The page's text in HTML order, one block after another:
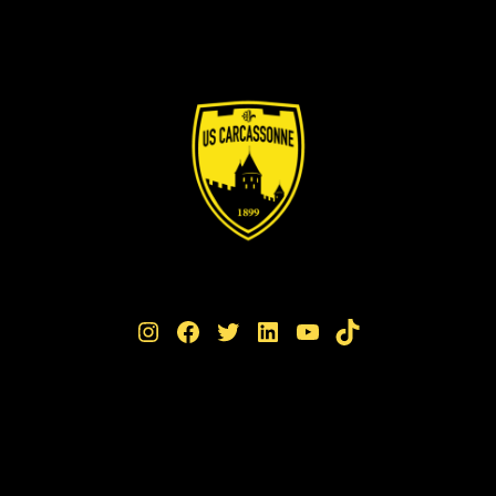
Instagram Facebook Twitter LinkedIn YouTube TikTok